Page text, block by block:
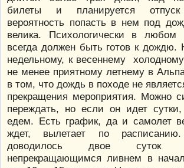
билеты и планируется
вероятность попасть в нем под
велика. Психологически в любом
всегда должен быть готов к дождю.
недельному, к весеннему холодному
не менее приятному летнему в
в том, что дождь в походе не
прекращения мероприятия. Можно
переждать, но если он идет
едем. Есть график, да и самолет
ждет, вылетает по
доводилось двое суток
непрекращающимся ливнем в